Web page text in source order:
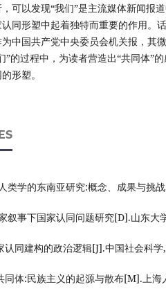
可以发现“我们”是主流媒体新闻报
同形塑中起着独特而重要的作用。
为中国共产党中央委员会机关报，其
”的过程中，为读者营造出“共同体”
形塑。
类学的东南亚研究:概念、成果与挑
叙事下国家认同问题研究[D].山东大
认同建构的政治逻辑[J].中国社会科
同体:民族主义的起源与散布[M].上海